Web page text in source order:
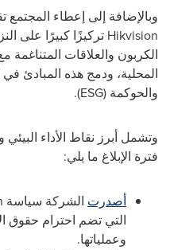
وبالإضافة إلى إعطاء المجتمع
Hikvision تركيزًا كبيرًا على
الكربون والعلاقات
المحلية، ودمج هذه المبادئ في
والحوكمة (ESG
).
وتشمل أبرز نقاط الأداء
فترة الإبلاغ ما يلي:
أصدرت الشركة سياسة
التي تضم احترام حقوق
وعملياتها.